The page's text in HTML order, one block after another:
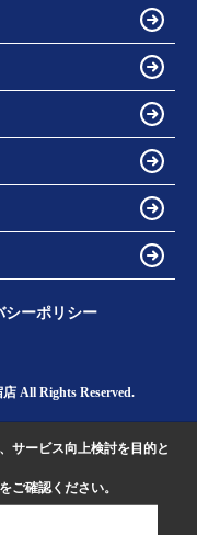
シーポリシー
All Rights Reserved.
サービス向上検討を目的と
をご確認ください。